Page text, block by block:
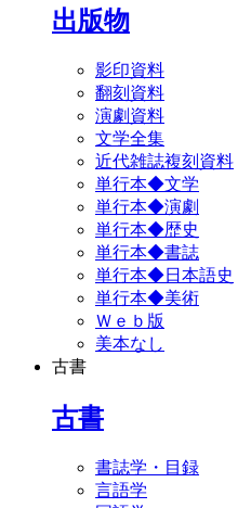
出版物
影印資料
翻刻資料
演劇資料
文学全集
近代雑誌複刻資料
単行本◆文学
単行本◆演劇
単行本◆歴史
単行本◆書誌
単行本◆日本語史
単行本◆美術
Ｗｅｂ版
美本なし
古書
古書
書誌学・目録
言語学